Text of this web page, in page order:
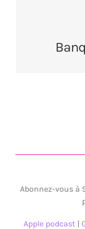
Story RH
existants
sans
Abonnez-vous à
Apple podcast |